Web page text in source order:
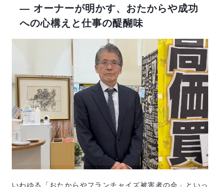
― オーナーが明かす、おたからや成功
への心構えと仕事の醍醐味
いわゆる「おたからやフランチャイズ被害者の会」といっ